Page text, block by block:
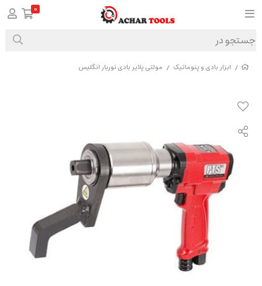
/ ابزار بادی و پنوماتیک / مولتی پلایر بادی نوربار انگلیس
0